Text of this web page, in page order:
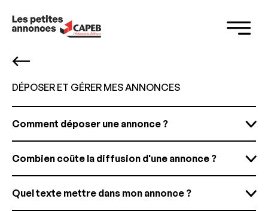
DÉPOSER ET GÉRER MES ANNONCES
Comment déposer une annonce ?
Combien coûte la diffusion d'une annonce ?
Quel texte mettre dans mon annonce ?